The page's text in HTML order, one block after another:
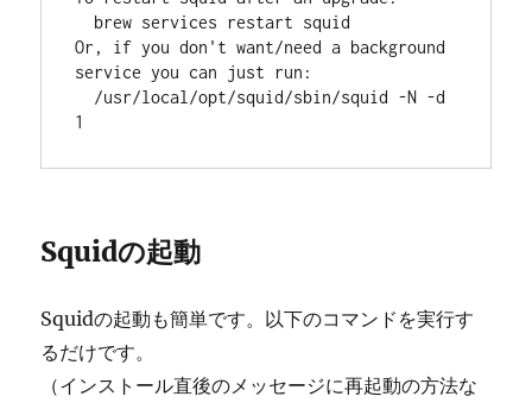
Or, if you don't want/need a background
service you can just run:
1
Squidの起動
Squidの起動も簡単です。以下のコマンドを実行す
るだけです。
（インストール直後のメッセージに再起動の方法な